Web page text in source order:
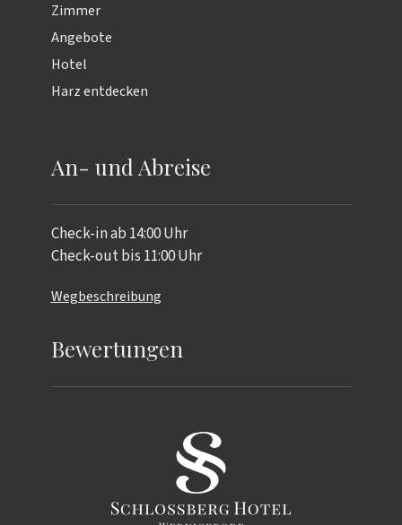
Zimmer
Angebote
Hotel
Harz entdecken
An- und Abreise
Check-in ab 14:00 Uhr
Check-out bis 11:00 Uhr
Wegbeschreibung
Bewertungen